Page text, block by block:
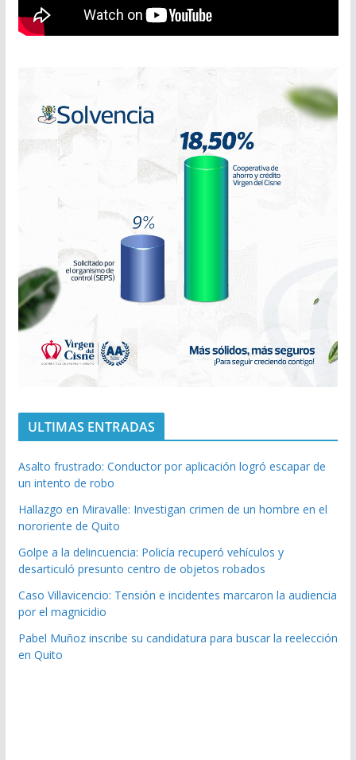
ULTIMAS ENTRADAS
Asalto frustrado: Conductor por aplicación logró escapar de
un intento de robo
Hallazgo en Miravalle: Investigan crimen de un hombre en el
nororiente de Quito
Golpe a la delincuencia: Policía recuperó vehículos y
desarticuló presunto centro de objetos robados
Caso Villavicencio: Tensión e incidentes marcaron la audiencia
por el magnicidio
Pabel Muñoz inscribe su candidatura para buscar la reelección
en Quito